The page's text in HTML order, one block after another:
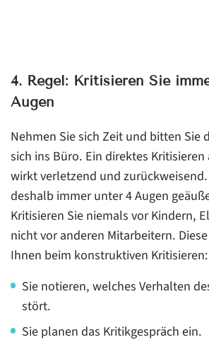
4. Regel: Kritisieren Sie
Augen
Nehmen Sie sich Zeit und bitten Sie
sich ins Büro. Ein direktes
wirkt verletzend und
deshalb immer unter 4 Augen
Kritisieren Sie niemals vor Kindern,
nicht vor anderen Mitarbeitern.
Ihnen beim konstruktiven Kritisieren:
Sie notieren, welches Verhalten
stört.
Sie planen das Kritikgespräch ein.